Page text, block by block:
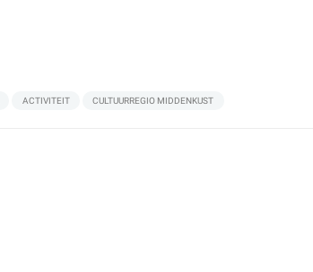
ACTIVITEIT CULTUURREGIO MIDDENKUST